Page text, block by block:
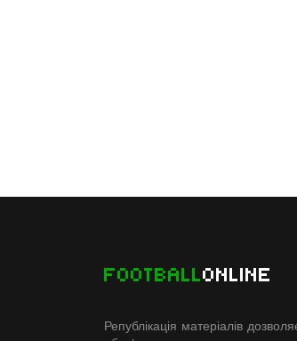
FOOTBALLONLINE
Републікація матеріалів